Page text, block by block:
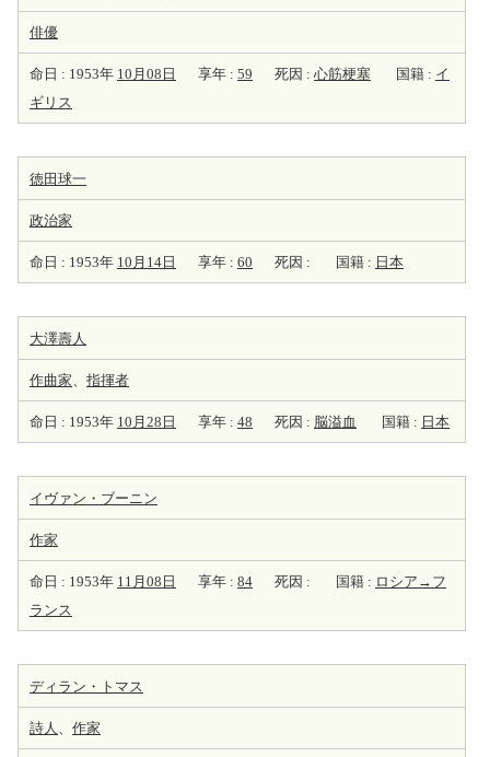
俳優
命日 : 1953年 10月08日 享年 : 59 死因 : 心筋梗塞 国籍 : イ
ギリス
徳田球一
政治家
命日 : 1953年 10月14日 享年 : 60 死因 : 国籍 : 日本
大澤壽人
作曲家、 指揮者
命日 : 1953年 10月28日 享年 : 48 死因 : 脳溢血 国籍 : 日本
イヴァン・ブーニン
作家
命日 : 1953年 11月08日 享年 : 84 死因 : 国籍 : ロシア→フ
ランス
ディラン・トマス
詩人 、 作家